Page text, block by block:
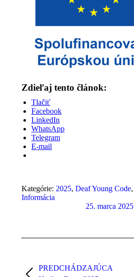
Zdieľaj tento článok:
Tlačiť
Facebook
LinkedIn
WhatsApp
Telegram
E-mail
Kategórie: 2025, Deaf Young Code,
Informácia
25. marca 2025
PREDCHÁDZAJÚCA